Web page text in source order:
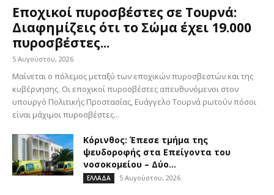
Εποχικοί πυροσβέστες σε Τουρνά:
Διαφημίζεις ότι το Σώμα έχει 19.000
πυροσβέστες...
5 Αυγούστου, 2026
Μαίνεται ο πόλεμος μεταξύ των εποχικών πυροσβεστών και της
κυβέρνησης. Οι εποχικοί πυροσβέστες απευθυνόμενοι στον
υπουργό Πολιτικής Προστασίας, Ευάγγελο Τουρνά ρωτούν πόσοι
είναι μάχιμοι πυροσβέστες...
Κόρινθος: Έπεσε τμήμα της
ψευδοροφής στα Επείγοντα του
νοσοκομείου – Δύο...
ΕΛΛΑΔΑ 5 Αυγούστου, 2026